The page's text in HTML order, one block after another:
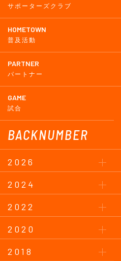
サポーターズクラブ
HOMETOWN
普及活動
PARTNER
パートナー
GAME
試合
BACKNUMBER
2026
2024
2022
2020
2018